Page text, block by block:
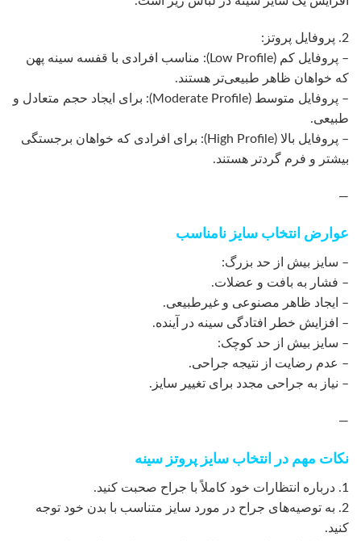
2. پروفایل پروتز:
– پروفایل کم (Low Profile): مناسب افرادی با قفسه سینه پهن
که خواهان ظاهر طبیعی‌تر هستند.
– پروفایل متوسط (Moderate Profile): برای ایجاد حجم متعادل و
طبیعی.
– پروفایل بالا (High Profile): برای افرادی که خواهان برجستگی
بیشتر و فرم گردتر هستند.
—
عوارض انتخاب سایز نامناسب
– سایز بیش از حد بزرگ:
– فشار به بافت و عضلات.
– ایجاد ظاهر مصنوعی و غیرطبیعی.
– افزایش خطر افتادگی سینه در آینده.
– سایز بیش از حد کوچک:
– عدم رضایت از نتیجه جراحی.
– نیاز به جراحی مجدد برای تغییر سایز.
—
نکات مهم در انتخاب سایز پروتز سینه
1. درباره انتظارات خود کاملاً با جراح صحبت کنید.
2. به توصیه‌های جراح در مورد سایز متناسب با بدن خود توجه
کنید.